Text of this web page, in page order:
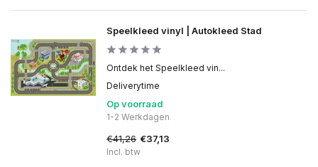
Speelkleed vinyl | Autokleed Stad
Ontdek het Speelkleed vin...
Deliverytime
Op voorraad
1-2 Werkdagen
€41,26 €37,13
Incl. btw